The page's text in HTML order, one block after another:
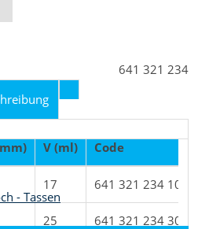
641 321 234
V (ml) Code
17 641 321 234 101
25 641 321 234 301
eingestuft
- Tassen